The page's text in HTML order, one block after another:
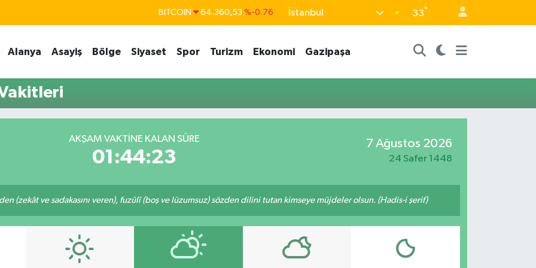
BITCOIN 64.360,53 %-0.76
EURO 55,0265 %0.01
STERLİN 64,1897 %0.02
BİST100 13.887 %64
İstanbul 33°
Alanya Asayiş Bölge Siyaset Spor Turizm Ekonomi Gazipaşa
AKŞAM VAKTINE KALAN SÜRE
01:44:23
7 Ağustos 2026
24 Safer 1448
(zekât ve sadakasını veren), fuzûlî (boş ve lüzumsuz) sözden dilini tutan kimseye müjdeler olsun. (Hadis-i şerif)